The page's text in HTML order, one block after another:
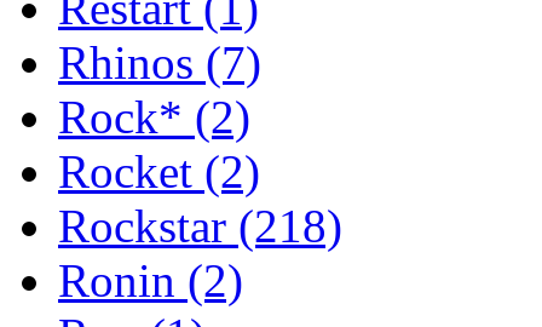
Rhinos (7)
Rock* (2)
Rocket (2)
Rockstar (218)
Ronin (2)